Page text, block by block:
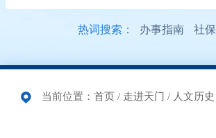
热词搜索： 办事指南 社保
当前位置： 首页 / 走进天门 / 人文历史